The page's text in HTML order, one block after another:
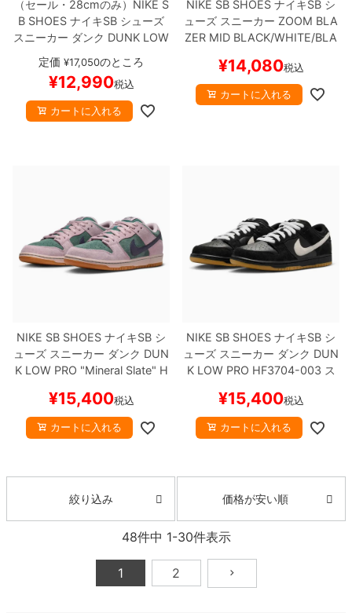
（セール・28cmのみ） NIKE S
B SHOES ナイキSB シューズ
スニーカー ダンク DUNK LOW
PRO PRM "Krampus"
-001スケートボード スケボー
【キャンセル/返品/交換不可商
品】
定価 ¥17,050のところ
¥12,990税込
カートに入れる
NIKE SB SHOES ナイキSB シ
ューズ スニーカー ZOOM BLA
ZER MID BLACK/WHITE/BLA
ド スケボー
¥14,080税込
カートに入れる
NIKE SB SHOES ナイキSB シ
ューズ スニーカー ダンク DUN
K LOW PRO "Mineral Slate" H
【キャンセル/返品/交換
不可商品】
¥15,400税込
カートに入れる
NIKE SB SHOES ナイキSB シ
ューズ スニーカー ダンク DUN
K LOW PRO HF3704-003 ス
ンセル/返品/交換不可商品】
¥15,400税込
カートに入れる
絞り込み 価格が安い順
48件中 1-30件表示
1 2